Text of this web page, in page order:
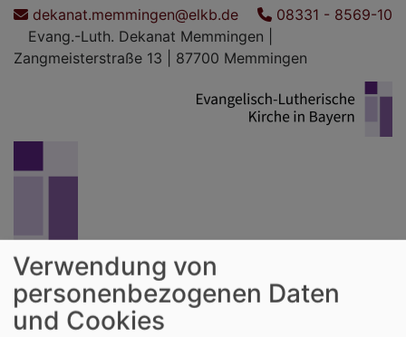
Direkt
Inhalt
dekanat.memmingen@elkb.de
08331 - 8569-10
Evang.-Luth. Dekanat Memmingen |
Zangmeisterstraße 13 | 87700 Memmingen
Evang.-Luth. Dekanat Memmingen
Verwendung von
personenbezogenen Daten
und Cookies